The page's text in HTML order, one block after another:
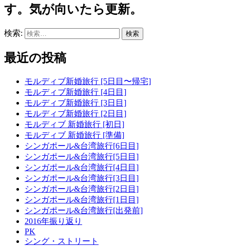
す。気が向いたら更新。
検索:
最近の投稿
モルディブ新婚旅行 [5日目〜帰宅]
モルディブ新婚旅行 [4日目]
モルディブ新婚旅行 [3日目]
モルディブ新婚旅行 [2日目]
モルディブ 新婚旅行 [初日]
モルディブ 新婚旅行 [準備]
シンガポール&台湾旅行[6日目]
シンガポール&台湾旅行[5日目]
シンガポール&台湾旅行[4日目]
シンガポール&台湾旅行[3日目]
シンガポール&台湾旅行[2日目]
シンガポール&台湾旅行[1日目]
シンガポール&台湾旅行[出発前]
2016年振り返り
PK
シング・ストリート